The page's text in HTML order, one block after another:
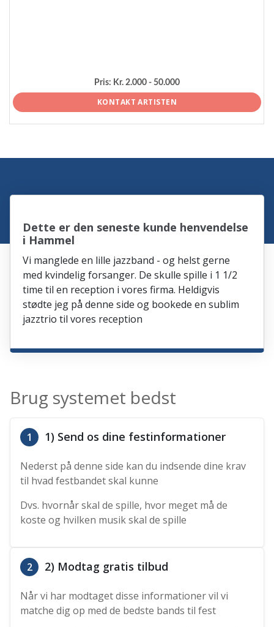
Pris: Kr. 2.000 - 50.000
KONTAKT ARTISTEN
Dette er den seneste kunde henvendelse
i Hammel
Vi manglede en lille jazzband - og helst gerne
med kvindelig forsanger. De skulle spille i 1 1/2
time til en reception i vores firma. Heldigvis
stødte jeg på denne side og bookede en sublim
jazztrio til vores reception
Brug systemet bedst
1 1) Send os dine festinformationer
Nederst på denne side kan du indsende dine krav
til hvad festbandet skal kunne
Dvs. hvornår skal de spille, hvor meget må de
koste og hvilken musik skal de spille
2 2) Modtag gratis tilbud
Når vi har modtaget disse informationer vil vi
matche dig op med de bedste bands til fest